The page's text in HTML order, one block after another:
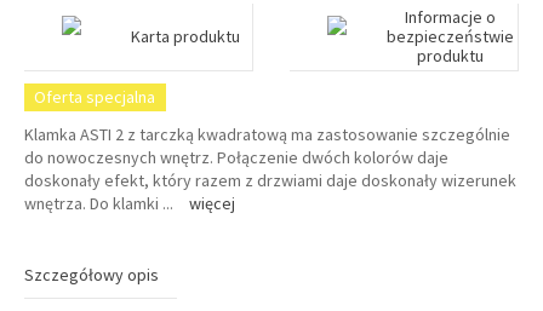
Karta produktu
Informacje o
bezpieczeństwie
produktu
Oferta specjalna
Klamka ASTI 2 z tarczką kwadratową ma zastosowanie szczególnie
do nowoczesnych wnętrz. Połączenie dwóch kolorów daje
doskonały efekt, który razem z drzwiami daje doskonały wizerunek
wnętrza. Do klamki ... więcej
Szczegółowy opis